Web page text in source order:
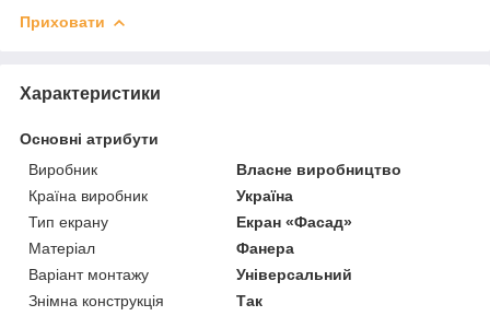
Приховати
Характеристики
Основні атрибути
Виробник
Власне виробництво
Країна виробник
Україна
Тип екрану
Екран «Фасад»
Матеріал
Фанера
Варіант монтажу
Універсальний
Знімна конструкція
Так